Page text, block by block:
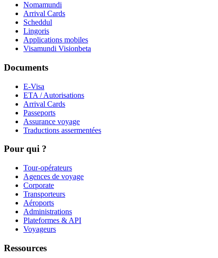
Nomamundi
Arrival Cards
Scheddul
Lingoris
Applications mobiles
Visamundi Visionbeta
Documents
E-Visa
ETA / Autorisations
Arrival Cards
Passeports
Assurance voyage
Traductions assermentées
Pour qui ?
Tour-opérateurs
Agences de voyage
Corporate
Transporteurs
Aéroports
Administrations
Plateformes & API
Voyageurs
Ressources